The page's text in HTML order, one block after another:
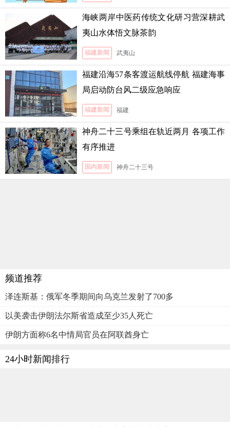
海峡两岸中医药传统文化研习营深耕武
夷山水体悟文脉茶韵
福建新闻 武夷山
福建沿海57条客渡运航线停航 福建海事
局启动防台风二级应急响应
福建新闻 福建
神舟二十三号乘组在轨近两月 各项工作
有序推进
国内新闻 神舟二十三号
频道推荐
泽连斯基：俄军冬季期间向乌克兰发射了700多
以美袭击伊朗法尔斯省造成至少35人死亡
伊朗方面称6名中情局官员在阿联酋身亡
24小时新闻排行